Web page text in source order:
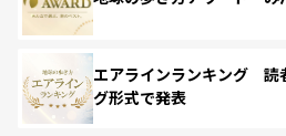
エアラインランキング 読
グ形式で発表